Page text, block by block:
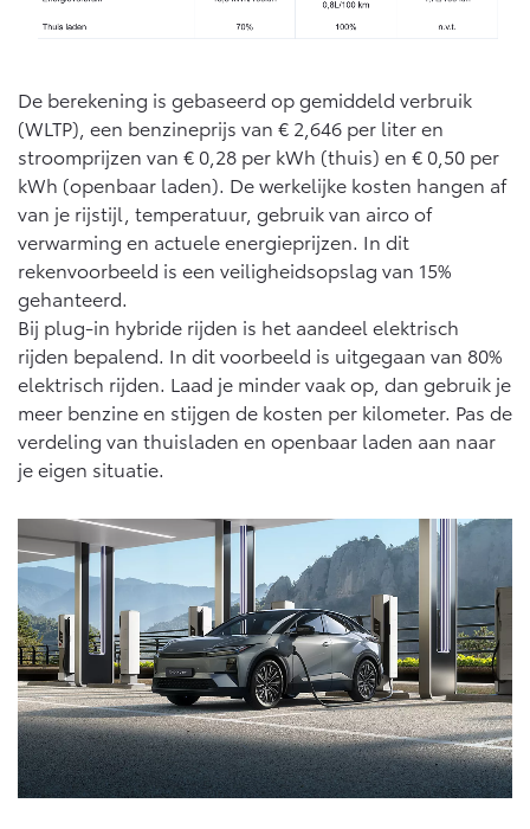
Vanaf € 56.570,-
Land Cruiser (excl. BTW)
De berekening is gebaseerd op gemiddeld verbruik
(WLTP), een benzineprijs van € 2,646 per liter en
stroomprijzen van € 0,28 per kWh (thuis) en € 0,50 per
kWh (openbaar laden). De werkelijke kosten hangen af
van je rijstijl, temperatuur, gebruik van airco of
verwarming en actuele energieprijzen. In dit
rekenvoorbeeld is een veiligheidsopslag van 15%
gehanteerd.
Bij plug-in hybride rijden is het aandeel elektrisch
rijden bepalend. In dit voorbeeld is uitgegaan van 80%
elektrisch rijden. Laad je minder vaak op, dan gebruik je
meer benzine en stijgen de kosten per kilometer. Pas de
verdeling van thuisladen en openbaar laden aan naar
je eigen situatie.